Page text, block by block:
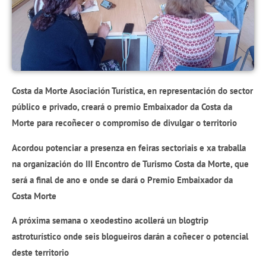
Costa da Morte Asociación Turística, en representación do sector
público e privado, creará o premio Embaixador da Costa da
Morte para recoñecer o compromiso de divulgar o territorio
Acordou potenciar a presenza en feiras sectoriais e xa traballa
na organización do III Encontro de Turismo Costa da Morte, que
será a final de ano e onde se dará o Premio Embaixador da
Costa Morte
A próxima semana o xeodestino acollerá un blogtrip
astroturístico onde seis blogueiros darán a coñecer o potencial
deste territorio